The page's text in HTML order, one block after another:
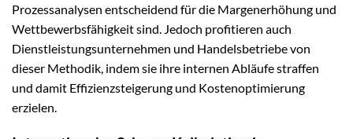
Prozessanalysen entscheidend für die Margenerhöhung und
Wettbewerbsfähigkeit sind. Jedoch profitieren auch
Dienstleistungsunternehmen und Handelsbetriebe von
dieser Methodik, indem sie ihre internen Abläufe straffen
und damit Effizienzsteigerung und Kostenoptimierung
erzielen.